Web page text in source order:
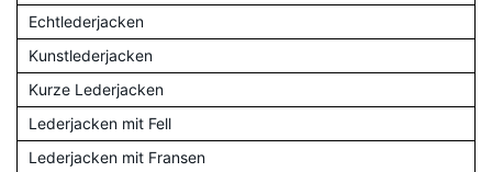
Echtlederjacken
Kunstlederjacken
Kurze Lederjacken
Lederjacken mit Fell
Lederjacken mit Fransen